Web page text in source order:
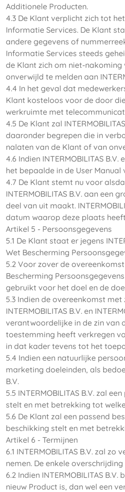
Additionele Producten.
4.3 De Klant verplicht zich tot
Informatie Services. De Klant
andere gegevens of
Informatie Services steeds
de Klant zich om niet-
onverwijld te melden aan
4.4 In het geval dat
Klant kosteloos voor de door
werkruimte met
4.5 De Klant zal
daaronder begrepen die in
nalaten van de Klant of van
4.6 Indien INTERMOBILITAS
het bepaalde in de User
4.7 De Klant stemt nu voor
INTERMOBILITAS B.V. aan een
deel van uit maakt.
datum waarop deze plaats
Artikel 5 - Persoonsgegevens
5.1 De Klant staat er jegens
Wet Bescherming
5.2 Voor zover de
Bescherming
gebruikt voor het doel en de
5.3 Indien de overeenkomst
INTERMOBILITAS B.V. en
verantwoordelijke in de zin van
toestemming heeft verkregen
in dat kader tevens tot het
5.4 Indien een natuurlijke
marketing doeleinden, als
B.V.
5.5 INTERMOBILITAS B.V. zal
stelt en met betrekking tot welke
5.6 De Klant zal een passend
beschikking stelt en met
Artikel 6 - Termijnen
6.1 INTERMOBILITAS B.V. zal
nemen. De enkele overschrijding
6.2 Indien INTERMOBILITAS
nieuw Product is, dan wel een